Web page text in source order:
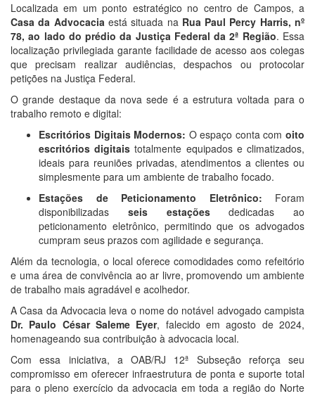
Localizada em um ponto estratégico no centro de Campos, a
Casa da Advocaciaestá situada na Rua Paul Percy Harris, nº
78, ao lado do prédio da Justiça Federal da 2ª Região. Essa
localização privilegiada garante facilidade de acesso aos colegas
que precisam realizar audiências, despachos ou protocolar
petições na Justiça Federal.
O grande destaque da nova sede é a estrutura voltada para o
trabalho remoto e digital:
Escritórios Digitais Modernos: O espaço conta comoito
escritórios digitais totalmente equipados e climatizados,
ideais para reuniões privadas, atendimentos a clientes ou
simplesmente para um ambiente de trabalho focado.
Estações de Peticionamento Eletrônico: Foram
disponibilizadas seis estaçõesdedicadas ao
peticionamento eletrônico, permitindo que os advogados
cumpram seus prazos com agilidade e segurança.
Além da tecnologia, o local oferece comodidades como refeitório
e uma área de convivência ao ar livre, promovendo um ambiente
de trabalho mais agradável e acolhedor.
A Casa da Advocacia leva o nome do notável advogado campista
Dr. Paulo César Saleme Eyer, falecido em agosto de 2024,
homenageando sua contribuição à advocacia local.
Com essa iniciativa, a OAB/RJ 12ª Subseção reforça seu
compromisso em oferecer infraestrutura de ponta e suporte total
para o pleno exercício da advocacia em toda a região do Norte